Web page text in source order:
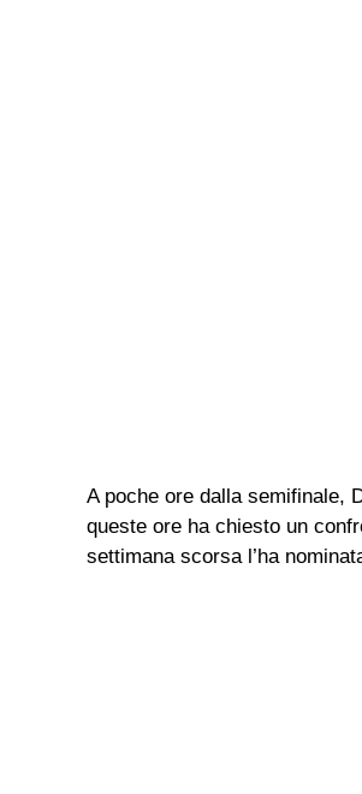
A poche ore dalla semifinale,
queste ore ha chiesto un
settimana scorsa l’ha